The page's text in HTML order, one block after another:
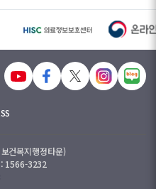
건복지행정타운)
1566-3232